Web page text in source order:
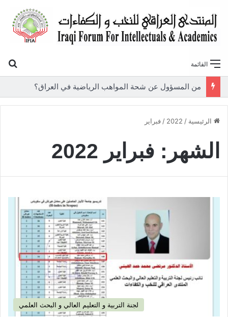
القائمة
الرئيسية /
2022
/ فبراير
الشهر: فبراير 2022
لجنة التربية و التعليم العالي و البحث العلمي